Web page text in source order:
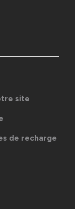
site
de recharge